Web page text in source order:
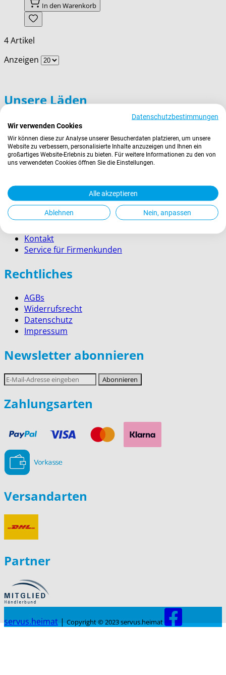
In den Warenkorb
4Artikel
Anzeigen
Unsere Läden
› Ruffinihaus
› Münchner Stadtmuseum
› Prien am Chiemsee
› Garmisch-Partenkirchen
› Berchtesgaden
Wissenswertes
Zahlung
Kontakt
Service für Firmenkunden
Rechtliches
AGBs
Widerrufsrecht
Datenschutz
Impressum
Newsletter abonnieren
E-
Mail-
Adresse
Abonnieren
Zahlungsarten
Versandarten
Partner
servus.heimat | Copyright © 2023 servus.heimat
Datenschutzbestimmungen
Wir verwenden Cookies
Wir können diese zur Analyse unserer Besucherdaten platzieren, um unsere
Website zu verbessern, personalisierte Inhalte anzuzeigen und Ihnen ein
großartiges Website-Erlebnis zu bieten. Für weitere Informationen zu den von
uns verwendeten Cookies öffnen Sie die Einstellungen.
Alle akzeptieren
Ablehnen Nein, anpassen